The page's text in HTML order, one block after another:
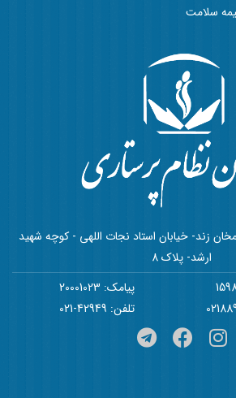
زند- خیابان استاد نجات اللهی - کوچه شهید
ارشد- پلاک 8
پیامک: 20001023
تلفن: 42949-021
سلامت